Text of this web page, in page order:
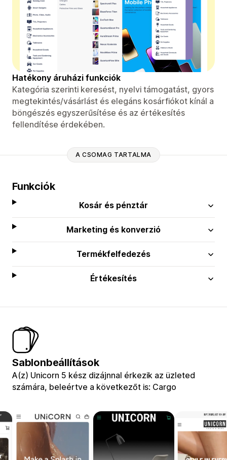
Hatékony áruházi funkciók
Kategória szerinti keresést, nyelvi támogatást, gyors
megtekintés/vásárlást és elegáns kosárfiókot kínál a
böngészés egyszerűsítése és az értékesítés
fellendítése érdekében.
A CSOMAG TARTALMA
Funkciók
Kosár és pénztár
Marketing és konverzió
Termékfelfedezés
Értékesítés
Sablonbeállítások
A(z) Unicorn 5 kész dizájnnal érkezik az üzleted
számára, beleértve a következőt is: Cargo